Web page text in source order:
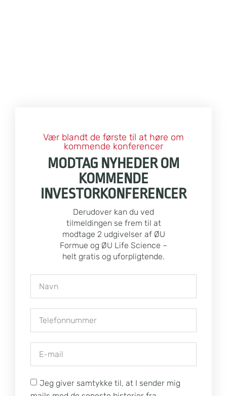
Vær blandt de første til at høre om
kommende konferencer
MODTAG NYHEDER OM
KOMMENDE
INVESTORKONFERENCER
Derudover kan du ved
tilmeldingen se frem til at
modtage 2 udgivelser af ØU
Formue og ØU Life Science –
helt gratis og uforpligtende.
Jeg giver samtykke til, at I sender mig